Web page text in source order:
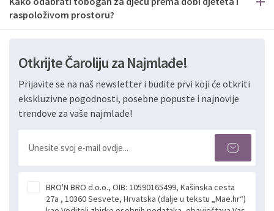
raspoloživom prostoru?
Otkrijte Čaroliju za Najmlađe!
Prijavite se na naš newsletter i budite prvi koji će otkriti
ekskluzivne pogodnosti, posebne popuste i najnovije
trendove za vaše najmlađe!
BRO'N BRO d.o.o., OIB: 10590165499, Kašinska cesta
27a , 10360 Sesvete, Hrvatska (dalje u tekstu „Mae.hr“)